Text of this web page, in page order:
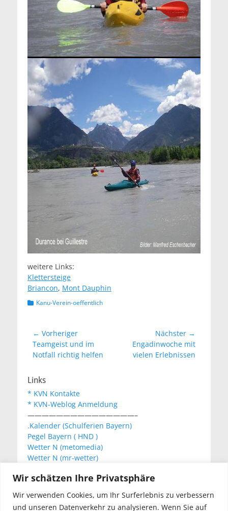
Wir schätzen Ihre Privatsphäre
Wir verwenden Cookies, um Ihr Surferlebnis zu verbessern
und unseren Datenverkehr zu analysieren. Wenn Sie auf
weitere Links:
Klettersteige
Briancon, Mont Dauphin
Kategorien
Kanu-Verein-oeffentlich
Beitragsnavigation
← Vorheriger
Vorheriger
Beitrag:
Teamgeist und im
Notfall richtig helfen
Nächster →
Nächster
Beitrag:
Engadinwoche mit
vielen Erlebnissen
Links
* KVN Kontakte
* KVN-Weblog Anmeldung
———————————————–
.Kalender (Schulferien Bayern)
Pegel Bayern ( HND )
Wetter N (metomedia)
Wetter N (mr-wetter)
KVN Newsletter